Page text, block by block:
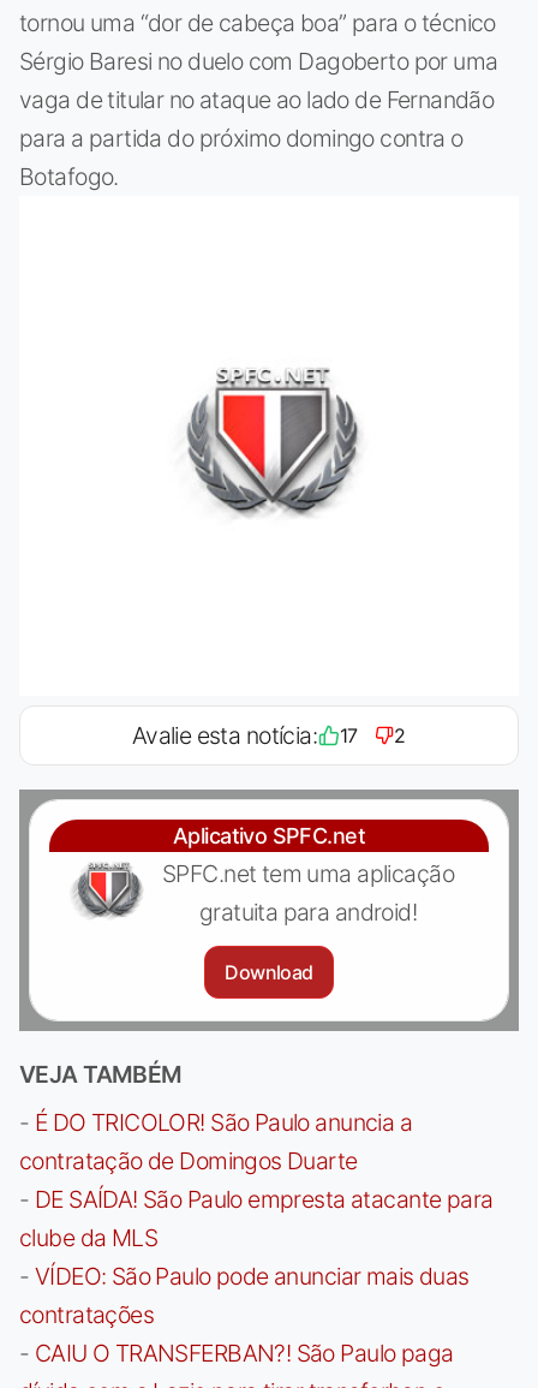
tornou uma “dor de cabeça boa” para o técnico
Sérgio Baresi no duelo com Dagoberto por uma
vaga de titular no ataque ao lado de Fernandão
para a partida do próximo domingo contra o
Botafogo.
Avalie esta notícia: 17 2
Aplicativo SPFC.net
SPFC.net tem uma aplicação
gratuita para android!
Download
VEJA TAMBÉM
- É DO TRICOLOR! São Paulo anuncia a
contratação de Domingos Duarte
- DE SAÍDA! São Paulo empresta atacante para
clube da MLS
- VÍDEO: São Paulo pode anunciar mais duas
contratações
- CAIU O TRANSFERBAN?! São Paulo paga